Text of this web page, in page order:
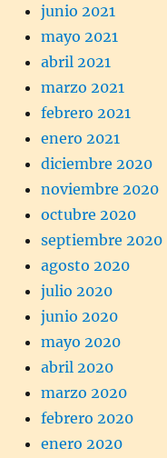
junio 2021
mayo 2021
abril 2021
marzo 2021
febrero 2021
enero 2021
diciembre 2020
noviembre 2020
octubre 2020
septiembre 2020
agosto 2020
julio 2020
junio 2020
mayo 2020
abril 2020
marzo 2020
febrero 2020
enero 2020